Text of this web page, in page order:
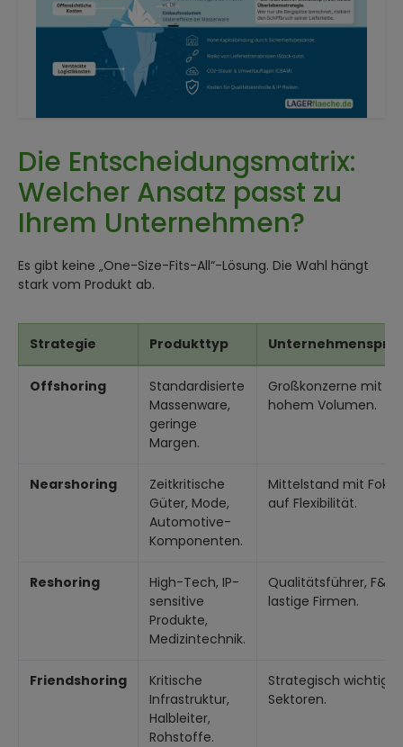
Die Entscheidungsmatrix:
Welcher Ansatz passt zu
Ihrem Unternehmen?
Es gibt keine „One-Size-Fits-All“-Lösung. Die Wahl hängt
stark vom Produkt ab.
Strategie Produkttyp
Offshoring
Standardisierte
Massenware,
geringe
Margen.
Großkonzerne mit
hohem Volumen.
Nearshoring
Zeitkritische
Güter, Mode,
Automotive-
Komponenten.
Mittelstand mit Fokus
auf Flexibilität.
Reshoring
High-Tech, IP-
sensitive
Produkte,
Medizintechnik.
Qualitätsführer, F&E-
lastige Firmen.
Friendshoring
Kritische
Infrastruktur,
Halbleiter,
Rohstoffe.
Strategisch wichtige
Sektoren.